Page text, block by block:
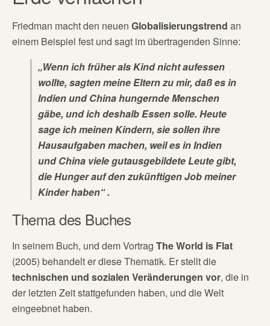
Friedman macht den neuen Globalisierungstrend an
einem Beispiel fest und sagt im übertragenden Sinne:
„Wenn ich früher als Kind nicht aufessen
wollte, sagten meine Eltern zu mir, daß es in
Indien und China hungernde Menschen
gäbe, und ich deshalb Essen solle. Heute
sage ich meinen Kindern, sie sollen ihre
Hausaufgaben machen, weil es in Indien
und China viele gutausgebildete Leute gibt,
die Hunger auf den zukünftigen Job meiner
Kinder haben“ .
Thema des Buches
In seinem Buch, und dem Vortrag The World is Flat
(2005) behandelt er diese Thematik. Er stellt die
technischen und sozialen Veränderungen vor, die in
der letzten Zeit stattgefunden haben, und die Welt
eingeebnet haben.